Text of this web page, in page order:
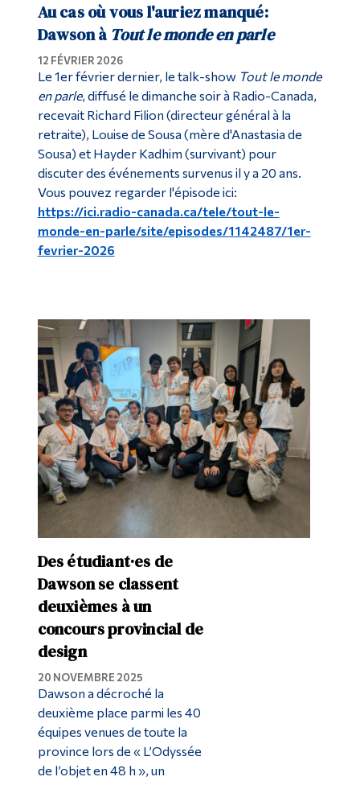
Au cas où vous l'auriez manqué:
Dawson à Tout le monde en parle
12 FÉVRIER 2026
Le 1er février dernier, le talk-show Tout le monde
en parle, diffusé le dimanche soir à Radio-Canada,
recevait Richard Filion (directeur général à la
retraite), Louise de Sousa (mère d'Anastasia de
Sousa) et Hayder Kadhim (survivant) pour
discuter des événements survenus il y a 20 ans.
Vous pouvez regarder l'épisode ici:
https://ici.radio-canada.ca/tele/tout-le-
monde-en-parle/site/episodes/1142487/1er-
fevrier-2026
Des étudiant·es de
Dawson se classent
deuxièmes à un
concours provincial de
design
20 NOVEMBRE 2025
Dawson a décroché la
deuxième place parmi les 40
équipes venues de toute la
province lors de « L’Odyssée
de l’objet en 48 h », un